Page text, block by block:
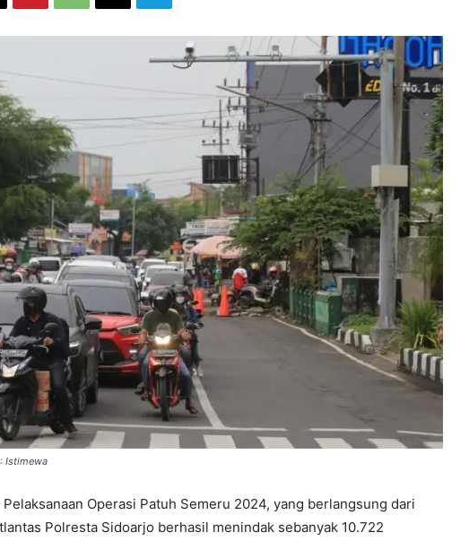
Istimewa
Pelaksanaan Operasi Patuh Semeru 2024, yang berlangsung dari
Polresta Sidoarjo berhasil menindak sebanyak 10.722